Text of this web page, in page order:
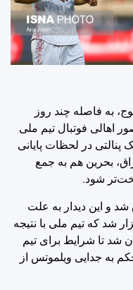
به فاصله چند روز
اهالی فوتبال تیم ملی
در لحظات پایانی
بحرین هم به جمع
شود.
شد و این دیدار به علت
شد که تیم ملی با نتیجه
شد تا شرایط برای تیم
به جدایی ویلموتس از